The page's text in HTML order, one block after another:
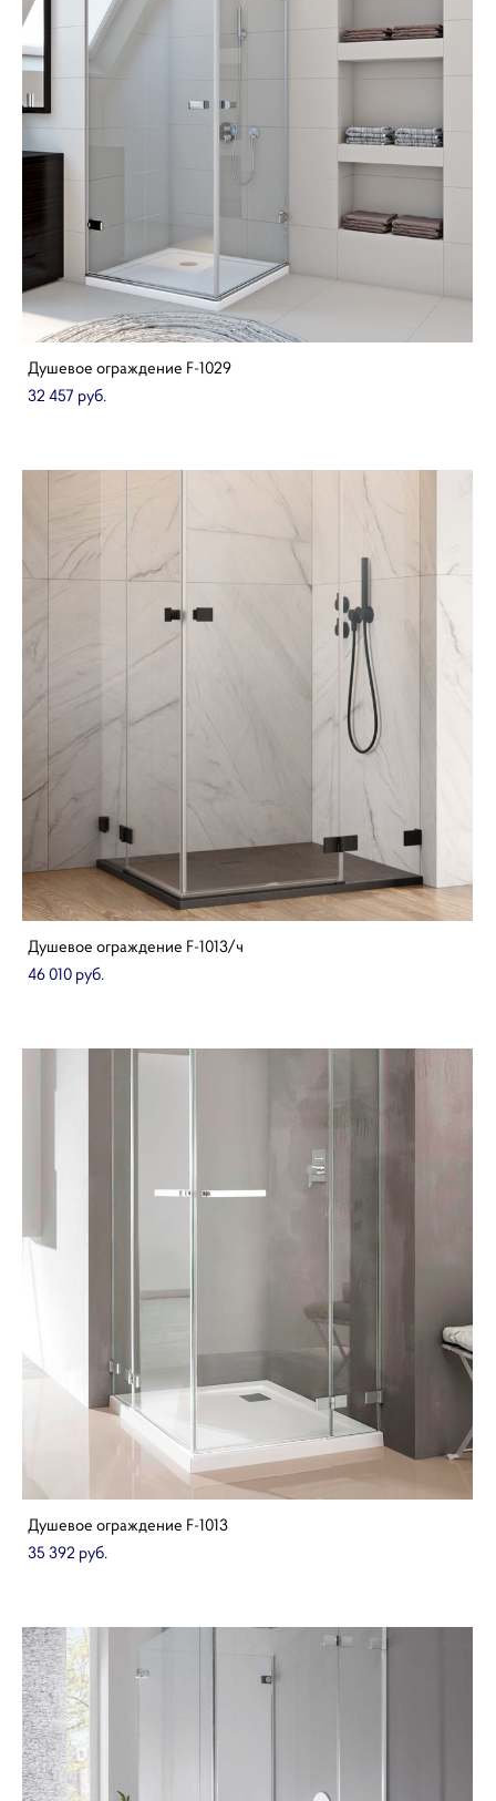
Душевое ограждение F-1029
32 457 pуб.
Душевое ограждение F-1013/ч
46 010 pуб.
Душевое ограждение F-1013
35 392 pуб.